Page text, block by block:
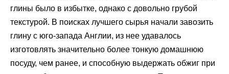
глины было в избытке, однако с довольно грубой
текстурой. В поисках лучшего сырья начали завозить
глину с юго-запада Англии, из нее удавалось
изготовлять значительно более тонкую домашнюю
посуду, чем ранее, и способную выдержать обжиг при